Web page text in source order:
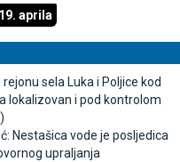
aprila
rejonu sela Luka i Poljice kod
lokalizovan i pod kontrolom
Nestašica vode je posljedica
upraljanja